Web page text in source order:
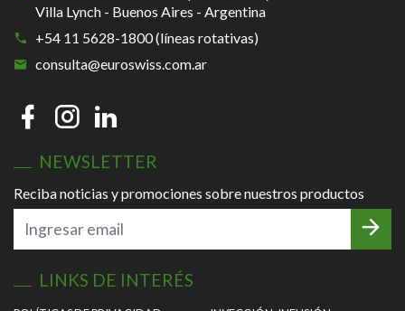
Villa Lynch - Buenos Aires - Argentina
+54 11 5628-1800 (líneas rotativas)
consulta@euroswiss.com.ar
NEWSLETTER
Reciba noticias y promociones sobre nuestros productos
LINKS DE INTERÉS